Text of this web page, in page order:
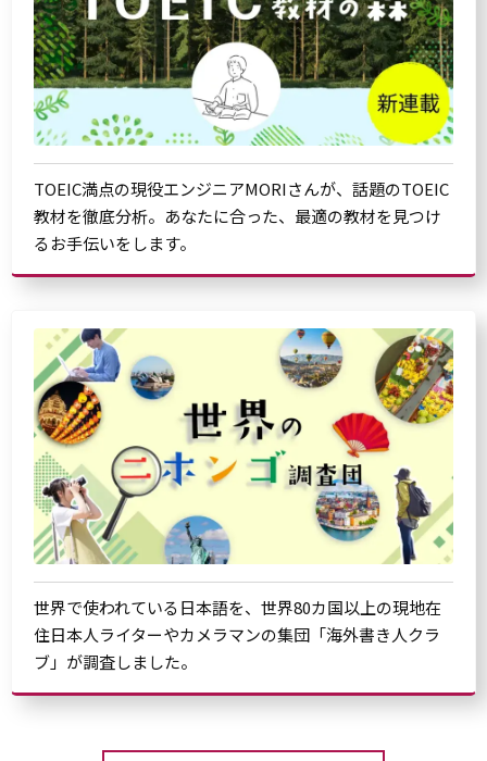
TOEIC満点の現役エンジニアMORIさんが、話題のTOEIC
教材を徹底分析。あなたに合った、最適の教材を見つけ
るお手伝いをします。
世界で使われている日本語を、世界80カ国以上の現地在
住日本人ライターやカメラマンの集団「海外書き人クラ
ブ」が調査しました。